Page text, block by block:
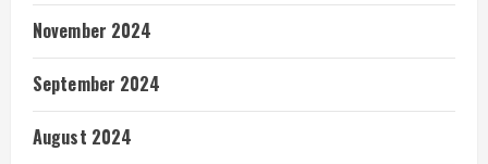
November 2024
September 2024
August 2024